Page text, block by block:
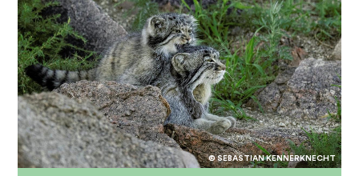
© SEBASTIAN KENNERKNECHT